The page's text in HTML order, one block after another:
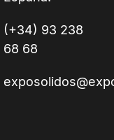
(+34) 93 238
68 68